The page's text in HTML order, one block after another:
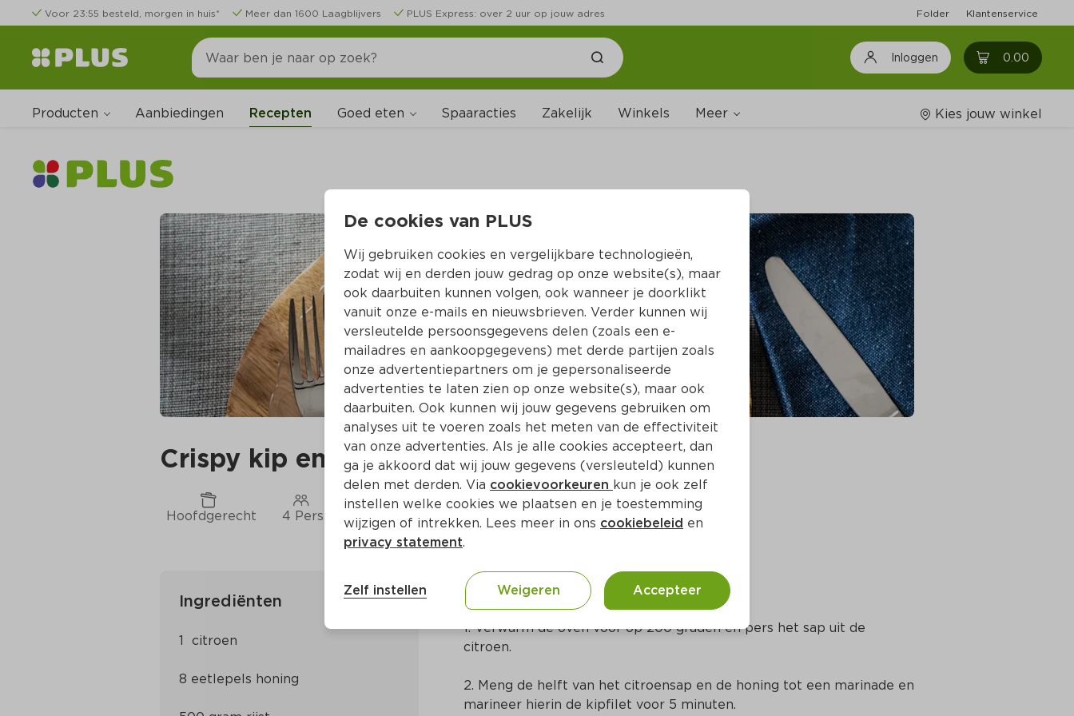
Voor 23:55 besteld, morgen in huis* Meer dan 1600 Laagblijvers PLUS Express: over 2 uur op jouw adres Folder Klantenservice
Inloggen 0.00 0
Producten Aanbiedingen Recepten Goed eten Spaaracties Zakelijk Winkels Meer
Wijnshop
Boodschappenlijstjes
Kies jouw winkel
Crispy kip en witlof schotel
Hoofdgerecht 4 Pers. Ca. 25 Min Europees
Ingrediënten
Bereidingswijze
1. Verwarm de oven voor op 200 graden en pers het sap uit de
citroen.
2. Meng de helft van het citroensap en de honing tot een marinade en
marineer hierin de kipfilet voor 5 minuten.
De cookies van PLUS
Wij gebruiken cookies en vergelijkbare technologieën,
zodat wij en derden jouw gedrag op onze website(s), maar
ook daarbuiten kunnen volgen, ook wanneer je doorklikt
vanuit onze e-mails en nieuwsbrieven. Verder kunnen wij
versleutelde persoonsgegevens delen (zoals een e-
mailadres en aankoopgegevens) met derde partijen zoals
onze advertentiepartners om je gepersonaliseerde
advertenties te laten zien op onze website(s), maar ook
daarbuiten. Ook kunnen wij jouw gegevens gebruiken om
analyses uit te voeren zoals het meten van de effectiviteit
van onze advertenties. Als je alle cookies accepteert, dan
ga je akkoord dat wij jouw gegevens (versleuteld) kunnen
delen met derden. Via cookievoorkeuren kun je ook zelf
instellen welke cookies we plaatsen en je toestemming
wijzigen of intrekken. Lees meer in ons cookiebeleid en
privacy statement.
Zelf instellen Weigeren Accepteer